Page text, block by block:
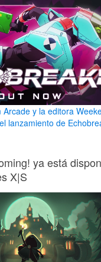
Arcade y la editora
lanzamiento de
ya está
X|S